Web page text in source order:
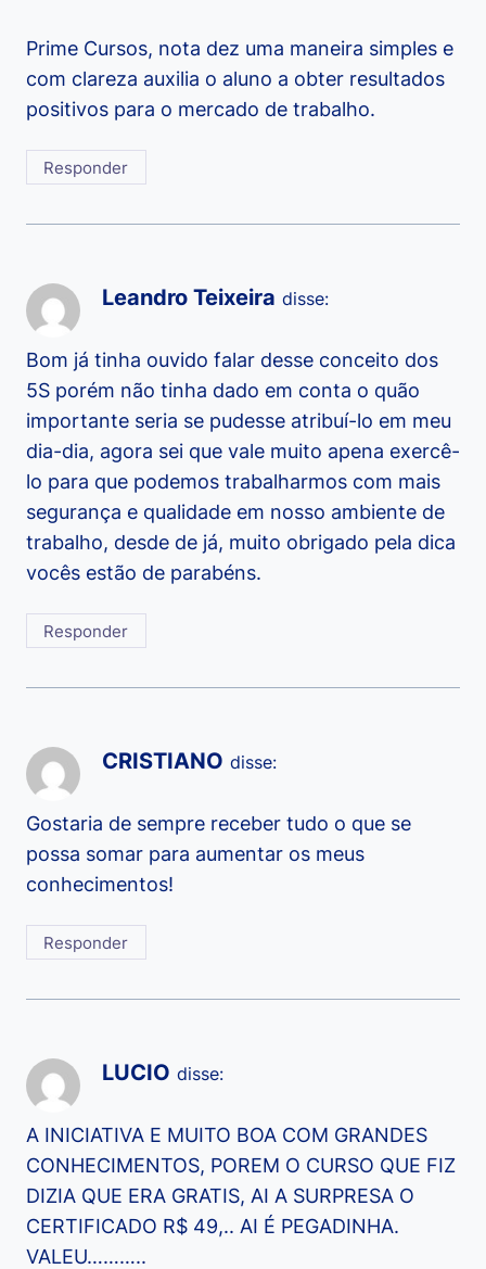
Prime Cursos, nota dez uma maneira simples e
com clareza auxilia o aluno a obter resultados
positivos para o mercado de trabalho.
Responder
Leandro Teixeira disse:
Bom já tinha ouvido falar desse conceito dos
5S porém não tinha dado em conta o quão
importante seria se pudesse atribuí-lo em meu
dia-dia, agora sei que vale muito apena exercê-
lo para que podemos trabalharmos com mais
segurança e qualidade em nosso ambiente de
trabalho, desde de já, muito obrigado pela dica
vocês estão de parabéns.
Responder
CRISTIANO disse:
Gostaria de sempre receber tudo o que se
possa somar para aumentar os meus
conhecimentos!
Responder
LUCIO disse:
A INICIATIVA E MUITO BOA COM GRANDES
CONHECIMENTOS, POREM O CURSO QUE FIZ
DIZIA QUE ERA GRATIS, AI A SURPRESA O
CERTIFICADO R$ 49,.. AI É PEGADINHA.
VALEU………..